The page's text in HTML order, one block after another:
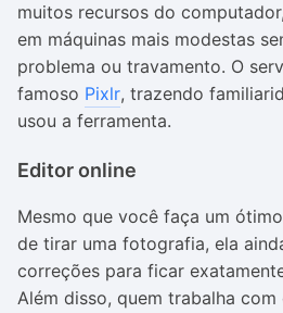
muitos recursos do
em máquinas mais modestas
problema ou travamento. O
famoso Pixlr, trazendo
usou a ferramenta.
Editor online
Mesmo que você faça um
de tirar uma fotografia, ela
correções para ficar
Além disso, quem trabalha